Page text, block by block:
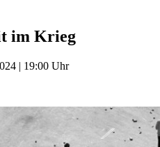
im Krieg
| 19:00 Uhr